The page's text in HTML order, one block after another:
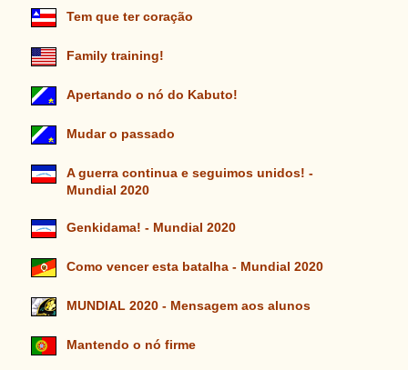
Tem que ter coração
Family training!
Apertando o nó do Kabuto!
Mudar o passado
A guerra continua e seguimos unidos! -
Mundial 2020
Genkidama! - Mundial 2020
Como vencer esta batalha - Mundial 2020
MUNDIAL 2020 - Mensagem aos alunos
Mantendo o nó firme